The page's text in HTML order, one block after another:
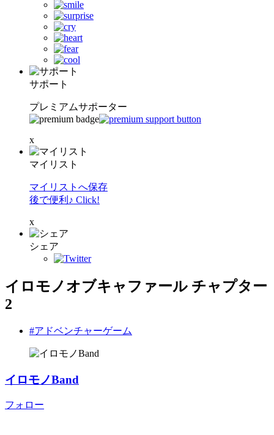
サポート
プレミアムサポーター
x
マイリスト
マイリストへ保存
後で便利♪ Click!
x
シェア
イロモノオブキャファール チャプター
2
#アドベンチャーゲーム
イロモノBand
フォロー